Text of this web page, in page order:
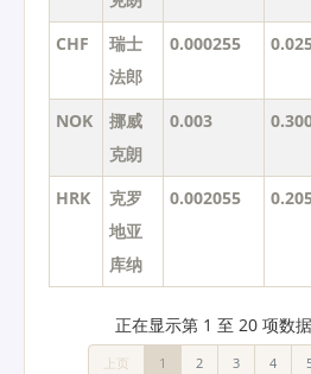
CHF
瑞士
法郎
0.000255
NOK
挪威
克朗
0.003
HRK
克罗
地亚
库纳
0.002055
正在显示第 1 至 20 项数
上页 1 2 3 4